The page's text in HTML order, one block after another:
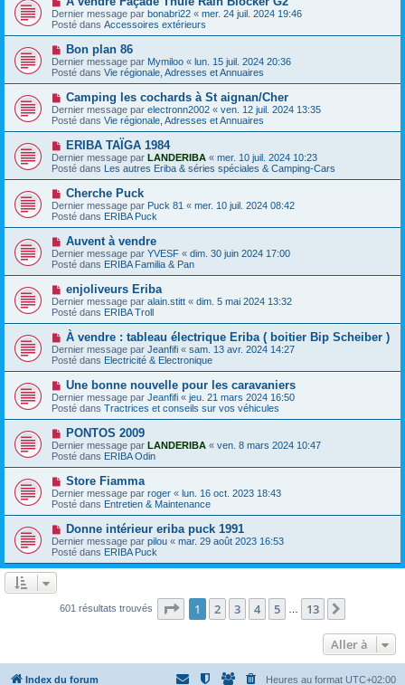
s
a
g
e
a
u
m
e
s
a
g
e
o
u
v
e
a
u
m
e
s
s
a
g
e
Dernier message par bonabri22 « mer. 24 juil. 2024 19:46
Posté dans Accessoires extérieurs
N
o
u
v
a
u
m
e
s
a
g
e
Bon plan 86
Dernier message par Mymiloo « lun. 15 juil. 2024 20:36
Posté dans Vie régionale, Adresses et Annuaires
N
o
u
v
e
a
u
m
e
s
s
a
g
Camping les cochards à St aignan/Cher
Dernier message par electronn2002 « ven. 12 juil. 2024 13:35
Posté dans Vie régionale, Adresses et Annuaires
N
o
u
v
a
u
m
e
s
s
a
g
ERIBA TAÏGA 1984
Dernier message par LANDERIBA « mer. 10 juil. 2024 10:23
Posté dans Les autres Eriba & séries spéciales & Camping-Cars
N
o
u
v
a
u
m
e
s
s
a
g
Cherche Puck
Dernier message par Puck 81 « mer. 10 juil. 2024 08:42
Posté dans ERIBA Puck
N
o
u
v
a
u
m
e
s
s
a
g
e
Auvent à vendre
Dernier message par YVESF « dim. 30 juin 2024 17:00
Posté dans ERIBA Familia & Pan
N
o
u
v
a
u
m
e
s
s
a
g
e
enjoliveurs Eriba
Dernier message par alain.stitt « dim. 5 mai 2024 13:32
Posté dans ERIBA Troll
N
o
u
v
e
a
u
m
e
s
a
g
e
À vendre : tableau électrique Eriba ( boitier Bip Scheiber )
Dernier message par Jeanfifi « sam. 13 avr. 2024 14:27
Posté dans Electricité & Electronique
N
o
u
v
e
a
u
m
e
s
s
a
g
e
Une bonne nouvelle pour les caravaniers
Dernier message par Jeanfifi « jeu. 21 mars 2024 16:50
Posté dans Tractrices et conseils sur vos véhicules
N
o
u
v
e
a
u
m
e
s
a
g
e
PONTOS 2009
Dernier message par LANDERIBA « ven. 8 mars 2024 10:47
Posté dans ERIBA Odin
N
o
u
v
e
a
u
m
e
g
Store Fiamma
Dernier message par roger « lun. 16 oct. 2023 18:43
Posté dans Entretien & Maintenance
N
o
u
v
e
m
e
Donne intérieur eriba puck 1991
Dernier message par pilou « mar. 29 août 2023 16:53
Posté dans ERIBA Puck
601 résultats trouvés Page 1sur13
1 2 3 4 5 13
Aller à
Index du forum Heures au format UTC+02:00